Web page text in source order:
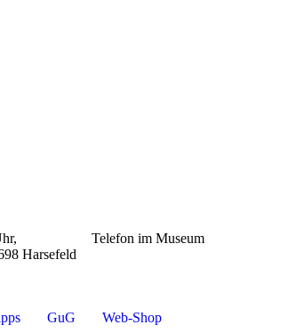
Uhr, Telefon im Museum
GuG Web-Shop